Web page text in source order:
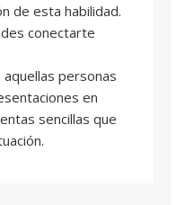
de esta habilidad.
conectarte
personas
en
sencillas que